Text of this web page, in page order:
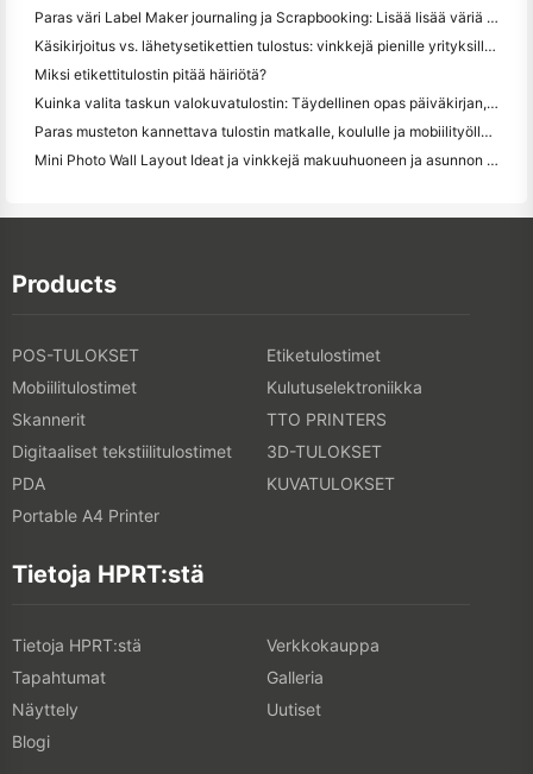
Paras väri Label Maker journaling ja Scrapbooking: Lisää lisää väriä jokaiselle sivulle
Käsikirjoitus vs. lähetysetikettien tulostus: vinkkejä pienille yrityksille vuonna 2026
Miksi etikettitulostin pitää häiriötä?
Kuinka valita taskun valokuvatulostin: Täydellinen opas päiväkirjan, matkan ja iPhone-käyttäjille
Paras musteton kannettava tulostin matkalle, koululle ja mobiilityölle: Hanin MT620 Pro Review
Mini Photo Wall Layout Ideat ja vinkkejä makuuhuoneen ja asunnon koristelu
Products
POS-TULOKSET
Etiketulostimet
Mobiilitulostimet
Kulutuselektroniikka
Skannerit
TTO PRINTERS
Digitaaliset tekstiilitulostimet
3D-TULOKSET
PDA
KUVATULOKSET
Portable A4 Printer
Tietoja HPRT:stä
Tietoja HPRT:stä
Verkkokauppa
Tapahtumat
Galleria
Näyttely
Uutiset
Blogi